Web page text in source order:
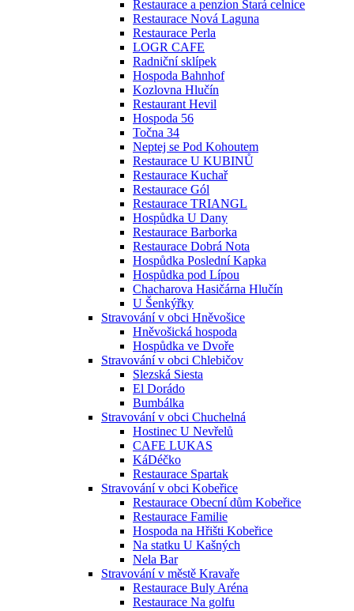
Restaurace a penzion Stará celnice
Restaurace Nová Laguna
Restaurace Perla
LOGR CAFE
Radniční sklípek
Hospoda Bahnhof
Kozlovna Hlučín
Restaurant Hevil
Hospoda 56
Točna 34
Neptej se Pod Kohoutem
Restaurace U KUBINŮ
Restaurace Kuchař
Restaurace Gól
Restaurace TRIANGL
Hospůdka U Dany
Restaurace Barborka
Restaurace Dobrá Nota
Hospůdka Poslední Kapka
Hospůdka pod Lípou
Chacharova Hasičárna Hlučín
U Šenkýřky
Stravování v obci Hněvošice
Hněvošická hospoda
Hospůdka ve Dvoře
Stravování v obci Chlebičov
Slezská Siesta
El Dorádo
Bumbálka
Stravování v obci Chuchelná
Hostinec U Nevřelů
CAFE LUKAS
KáDéčko
Restaurace Spartak
Stravování v obci Kobeřice
Restaurace Obecní dům Kobeřice
Restaurace Familie
Hospoda na Hřišti Kobeřice
Na statku U Kašných
Nela Bar
Stravování v městě Kravaře
Restaurace Buly Aréna
Restaurace Na golfu